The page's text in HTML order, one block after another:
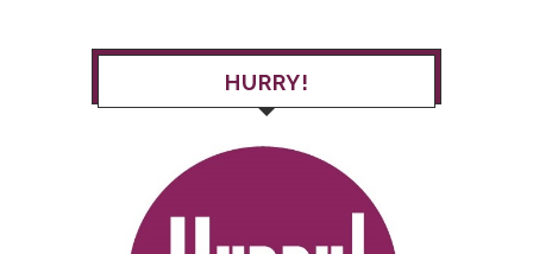
HURRY!